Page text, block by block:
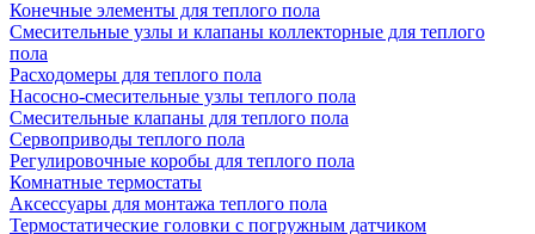
Конечные элементы для теплого пола
Смесительные узлы и клапаны коллекторные для теплого
пола
Расходомеры для теплого пола
Насосно-смесительные узлы теплого пола
Смесительные клапаны для теплого пола
Сервоприводы теплого пола
Регулировочные коробы для теплого пола
Комнатные термостаты
Аксессуары для монтажа теплого пола
Термостатические головки с погружным датчиком